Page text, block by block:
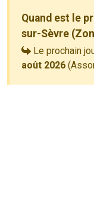
Quand est le
sur-Sèvre
Le prochain
août 2026